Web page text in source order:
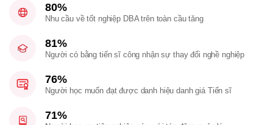
80%
Nhu cầu về tốt nghiệp DBA trên toàn cầu tăng
81%
Người có bằng tiến sĩ công nhận sự thay đổi nghề nghiệp
76%
Người học muốn đạt được danh hiệu danh giá Tiến sĩ
71%